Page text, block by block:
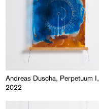
Andreas Duscha, Perpetuum I,
2022